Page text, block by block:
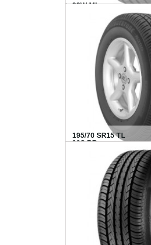
99W MI...
195/70 SR15 TL
92S BR...